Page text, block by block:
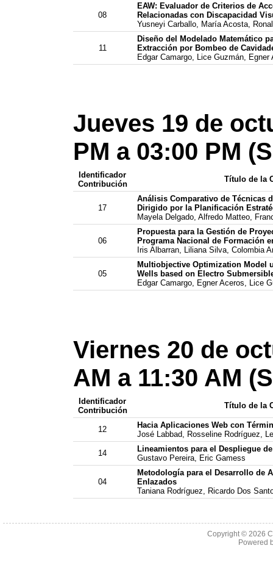
08
EAW: Evaluador de Criterios de
Relacionadas con Discapacidad
Yusneyi Carballo, María Acosta,
11
Diseño del Modelado Matemático
Extracción por Bombeo de
Edgar Camargo, Lice Guzmán,
Jueves 19 de
PM a 03:00 PM
Identificador
Contribución
Título de la
17
Análisis Comparativo de Técnicas
Dirigido por la Planificación
Mayela Delgado, Alfredo Matteo,
06
Propuesta para la Gestión de
Programa Nacional de Formación
Iris Albarran, Liliana Silva, Colombia
05
Multiobjective Optimization Model
Wells based on Electro
Edgar Camargo, Egner Aceros, Lice
Viernes 20 de
AM a 11:30 AM
Identificador
Contribución
Título de la
12
Hacia Aplicaciones Web con
José Labbad, Rosseline Rodríguez,
14
Lineamientos para el Despliegue
Gustavo Pereira, Eric Gamess
04
Metodología para el Desarrollo de
Enlazados
Taniana Rodríguez, Ricardo Dos
Copyright © 2026
Powered